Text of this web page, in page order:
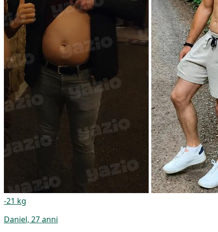
-21 kg
Daniel, 27 anni